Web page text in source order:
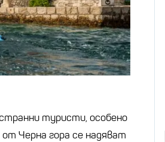
туристи, особено
Черна гора се надяват